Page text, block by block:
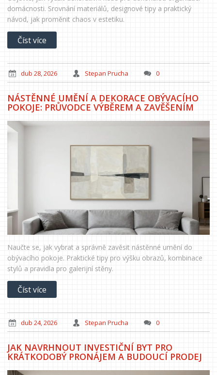
domácnosti. Srovnání materiálů, designové tipy a praktický
návod, jak proměnit chaos v estetiku.
Číst více
dub 28, 2026 Stepan Prucha 0
NÁSTĚNNÉ UMĚNÍ A DEKORACE OBÝVACÍHO
POKOJE: PRŮVODCE VÝBĚREM A ZAVĚŠENÍM
Naučte se, jak vybrat a správně zavěsit nástěnné umění do
obývacího pokoje. Praktické tipy pro výšku obrazů, kombinace
stylů a pravidla pro galerijní stěny.
Číst více
dub 24, 2026 Stepan Prucha 0
JAK NAVRHNOUT INVESTIČNÍ BYT PRO
KRÁTKODOBÝ PRONÁJEM A BUDOUCÍ PRODEJ